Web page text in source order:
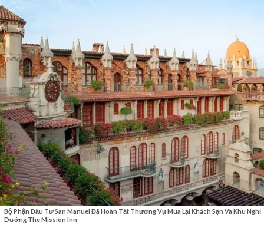
Bộ Phận Đầu Tư San Manuel Đã Hoàn Tất Thương Vụ Mua Lại Khách Sạn Và Khu Nghỉ
Dưỡng The Mission Inn